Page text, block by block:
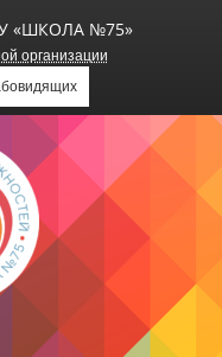
«ШКОЛА №75»
организации
МБОУ